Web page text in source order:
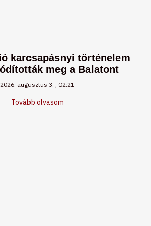
karcsapásnyi történelem
meg a Balatont
2026. augusztus 3. 02:21
Tovább olvasom